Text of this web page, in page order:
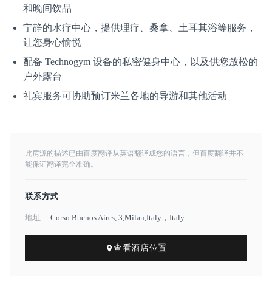
和晚间饮品
宁静的水疗中心，提供理疗、桑拿、土耳其浴等服务，
让您身心愉悦
配备 Technogym 设备的私密健身中心，以及供您放松的
户外露台
礼宾服务可协助预订米兰各地的导游和其他活动
此房源的描述已由百度翻译从英语翻译成您的语言，但百度翻译并不
能保证翻译完全准确。
联系方式
地址 Corso Buenos Aires, 3,Milan,Italy，Italy
查看酒店位置